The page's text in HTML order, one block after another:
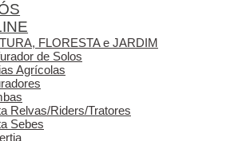
FLORESTA e JARDIM
de Solos
Agrícolas
Relvas/Riders/Tratores
Sebes